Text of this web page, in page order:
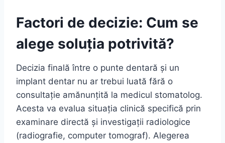
Factori de decizie: Cum se
alege soluția potrivită?
Decizia finală între o punte dentară și un
implant dentar nu ar trebui luată fără o
consultație amănunțită la medicul stomatolog.
Acesta va evalua situația clinică specifică prin
examinare directă și investigații radiologice
(radiografie, computer tomograf). Alegerea